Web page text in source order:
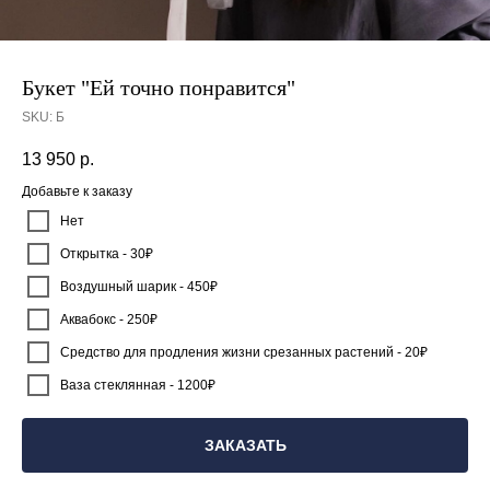
Букет "Ей точно понравится"
SKU: Б
13 950 р.
Добавьте к заказу
Нет
Открытка - 30₽
Воздушный шарик - 450₽
Аквабокс - 250₽
Средство для продления жизни срезанных растений - 20₽
Ваза стеклянная - 1200₽
ЗАКАЗАТЬ